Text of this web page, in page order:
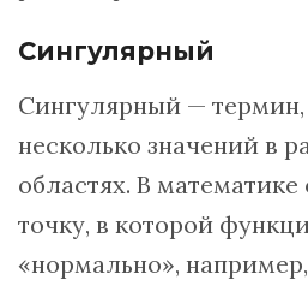
Сингулярный
Сингулярный —
несколько значений в
областях. В математике
точку, в которой
«нормально»,